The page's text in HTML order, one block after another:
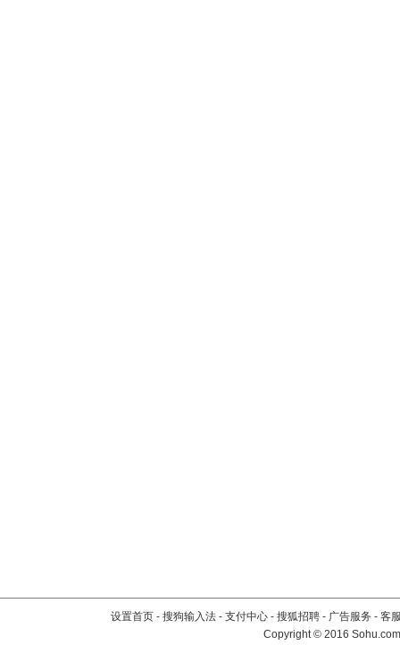
设置首页 - 搜狗输入法 - 支付中心 - 搜狐招聘 - 广告服务 - 客
Copyright©2016